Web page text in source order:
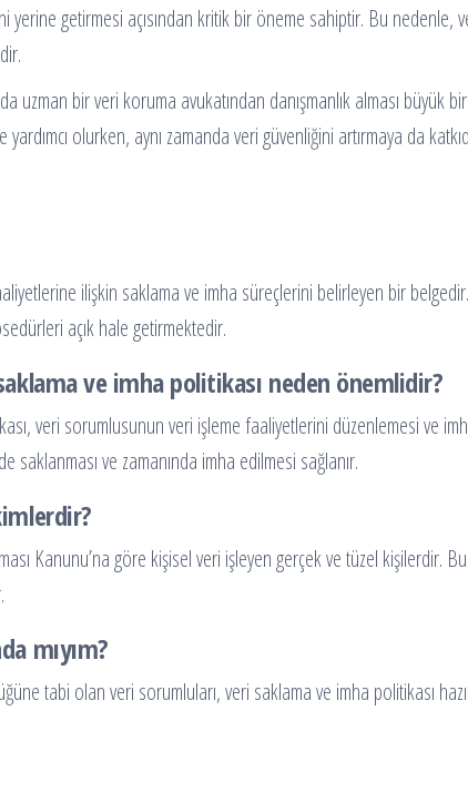
getirmesi açısından kritik bir öneme sahiptir. Bu nedenle,
bir veri koruma avukatından danışmanlık alması büyük
olurken, aynı zamanda veri güvenliğini artırmaya da
ilişkin saklama ve imha süreçlerini belirleyen bir
açık hale getirmektedir.
ve imha politikası neden önemlidir?
veri sorumlusunun veri işleme faaliyetlerini düzenlemesi ve
ve zamanında imha edilmesi sağlanır.
Kanunu’na göre kişisel veri işleyen gerçek ve tüzel kişilerdir.
mıyım?
tabi olan veri sorumluları, veri saklama ve imha politikası